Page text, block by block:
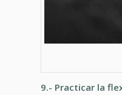
9.- Practicar la